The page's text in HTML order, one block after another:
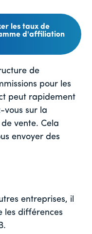
les taux de
d'affiliation
de
pour les
peut rapidement
vous sur la
vente. Cela
envoyer des
entreprises, il
les différences